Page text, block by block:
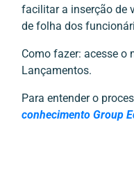
facilitar a inserção de
de folha dos
Como fazer: acesse o
Lançamentos.
Para entender o
conhecimento Group